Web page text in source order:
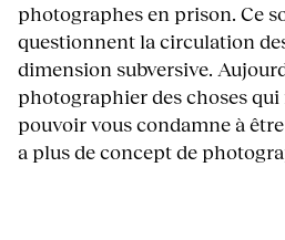
photographes en prison. Ce
questionnent la circulation
dimension subversive.
photographier des choses qui
pouvoir vous condamne à
a plus de concept de